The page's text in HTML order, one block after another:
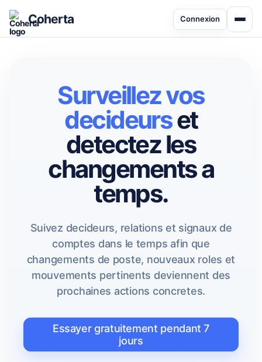
Coherta Connexion
Surveillez vos
decideurset
detectez les
changements a
temps.
Suivez decideurs, relations et signaux de
comptes dans le temps afin que
changements de poste, nouveaux roles et
mouvements pertinents deviennent des
prochaines actions concretes.
Essayer gratuitement pendant 7
jours